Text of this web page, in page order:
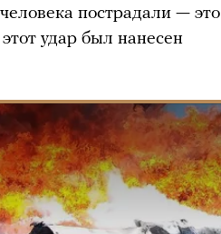
пострадали — это
удар был нанесен